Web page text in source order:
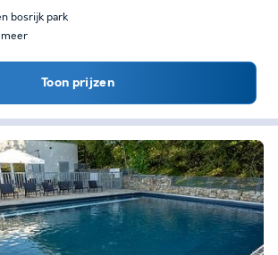
bosrijk park
Toon prijzen